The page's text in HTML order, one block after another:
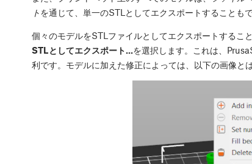
トを通じて、単一のSTLとしてエクスポートすることもで
個々のモデルをSTLファイルとしてエクスポートするこ
STLとしてエクスポート...を選択します。これは、
利です。モデルに加えた修正によっては、以下の画像と